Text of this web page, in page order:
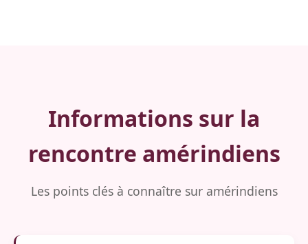
Informations sur la
rencontre amérindiens
Les points clés à connaître sur amérindiens